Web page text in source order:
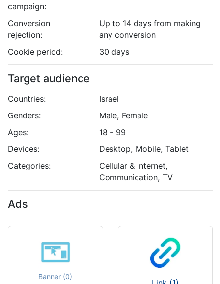
campaign:
Conversion
rejection:
Up to 14 days from making
any conversion
Cookie period:
30 days
Target audience
Countries:
Israel
Genders:
Male, Female
Ages:
18 - 99
Devices:
Desktop, Mobile, Tablet
Categories:
Cellular & Internet,
Communication, TV
Ads
Banner (0)